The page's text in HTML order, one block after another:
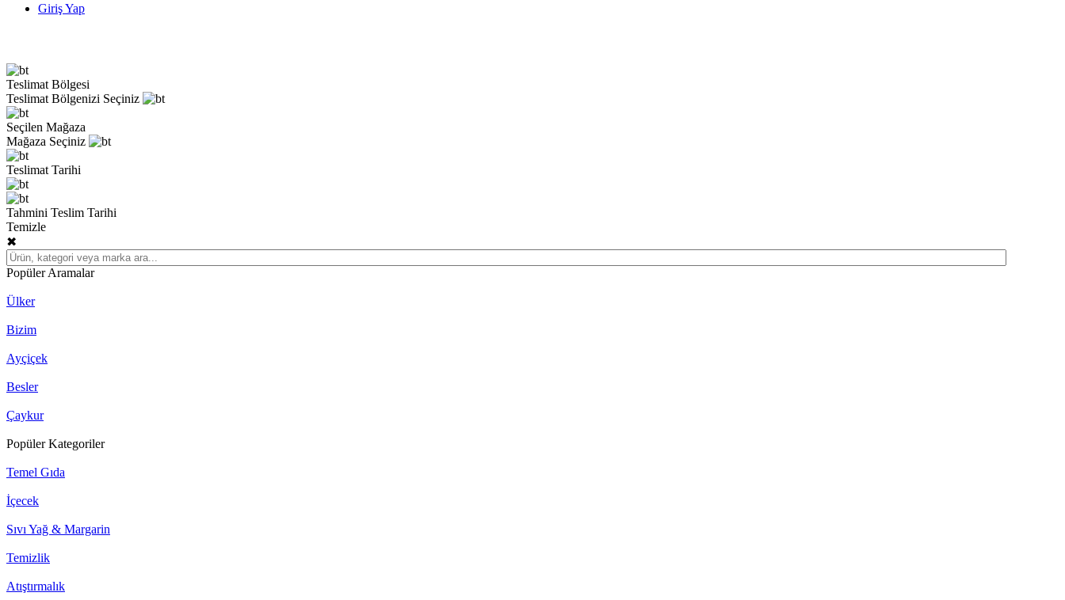
Giriş Yap
Teslimat Bölgesi
Teslimat Bölgenizi Seçiniz
Seçilen Mağaza
Mağaza Seçiniz
Teslimat Tarihi
Tahmini Teslim Tarihi
Temizle
✖
Popüler Aramalar
Ülker
Bizim
Ayçiçek
Besler
Çaykur
Popüler Kategoriler
Temel Gıda
İçecek
Sıvı Yağ & Margarin
Temizlik
Atıştırmalık